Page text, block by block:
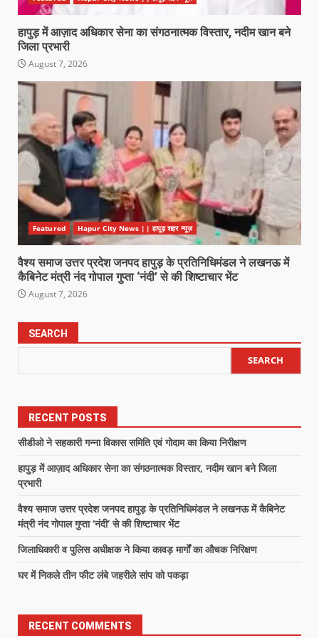
हापुड़ में आज़ाद अधिकार सेना का संगठनात्मक विस्तार, नदीम खान बने
जिला प्रभारी
August 7, 2026
Featured Hapur City News || हापुड़ शहर न्यूज़
वैश्य समाज उत्तर प्रदेश जनपद हापुड़ के प्रतिनिधिमंडल ने लखनऊ में
कैबिनेट मंत्री नंद गोपाल गुप्ता ‘नंदी’ से की शिष्टाचार भेंट
August 7, 2026
SEARCH
SEARCH
RECENT POSTS
सीडीओ ने सहकारी गन्ना विकास समिति एवं गोदाम का किया निरीक्षण
हापुड़ में आज़ाद अधिकार सेना का संगठनात्मक विस्तार, नदीम खान बने जिला
प्रभारी
वैश्य समाज उत्तर प्रदेश जनपद हापुड़ के प्रतिनिधिमंडल ने लखनऊ में कैबिनेट
मंत्री नंद गोपाल गुप्ता ‘नंदी’ से की शिष्टाचार भेंट
जिलाधिकारी व पुलिस अधीक्षक ने किया कावड़ मार्गों का औचक निरिक्षण
घर में निकले तीन फीट लंबे जहरीले सांप को पकड़ा
RECENT COMMENTS